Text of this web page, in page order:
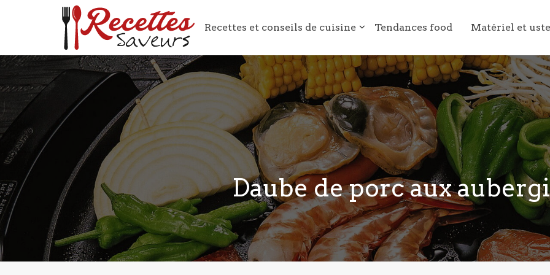
Recettes et conseils de cuisine Tendances food Matériel et
Daube de porc aux